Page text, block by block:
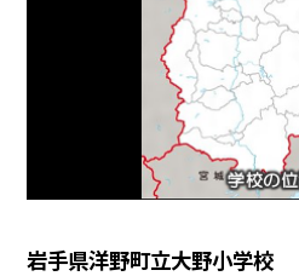
岩手県洋野町立大野小学校